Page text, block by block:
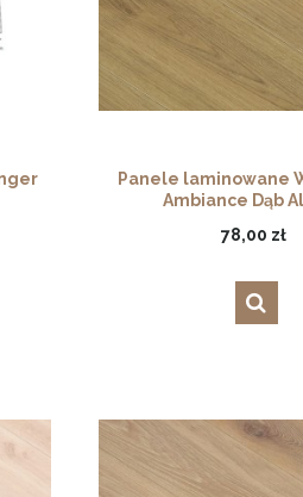
Panele laminowane
Ambiance Dąb
78,00 zł